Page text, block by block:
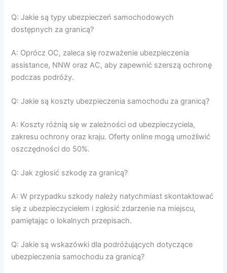
Q: Jakie są typy ubezpieczeń samochodowych
dostępnych za granicą?
A: Oprócz OC, zaleca się rozważenie ubezpieczenia
assistance, NNW oraz AC, aby zapewnić szerszą ochronę
podczas podróży.
Q: Jakie są koszty ubezpieczenia samochodu za granicą?
A: Koszty różnią się w zależności od ubezpieczyciela,
zakresu ochrony oraz kraju. Oferty online mogą umożliwić
oszczędności do 50%.
Q: Jak zgłosić szkodę za granicą?
A: W przypadku szkody należy natychmiast skontaktować
się z ubezpieczycielem i zgłosić zdarzenie na miejscu,
pamiętając o lokalnych przepisach.
Q: Jakie są wskazówki dla podróżujących dotyczące
ubezpieczenia samochodu za granicą?